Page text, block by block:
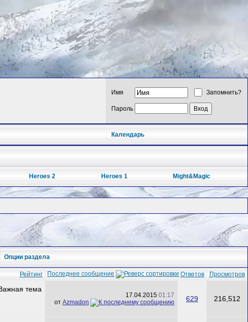
Имя Запомнить?
Пароль
Календарь
Heroes 2 Heroes 1 Might&Magic
Опции раздела
Рейтинг Последнее сообщение Ответов Просмотров
17.04.2015 01:17
от Azmadon 629 216,512